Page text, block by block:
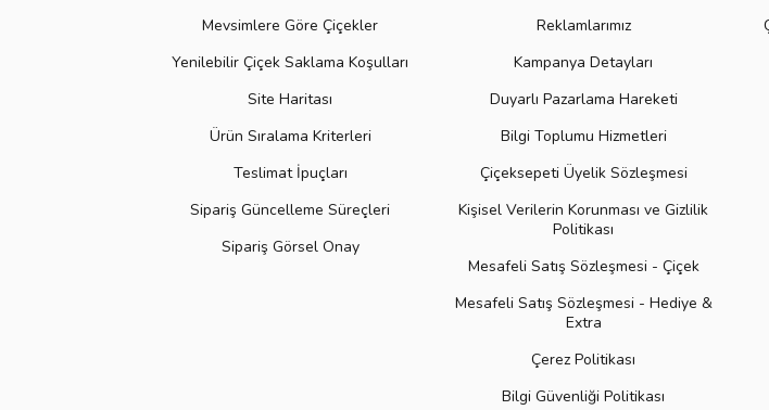
Mevsimlere Göre Çiçekler
Yenilebilir Çiçek Saklama Koşulları
Site Haritası
Ürün Sıralama Kriterleri
Teslimat İpuçları
Sipariş Güncelleme Süreçleri
Sipariş Görsel Onay
Reklamlarımız
Kampanya Detayları
Duyarlı Pazarlama Hareketi
Bilgi Toplumu Hizmetleri
Çiçeksepeti Üyelik Sözleşmesi
Kişisel Verilerin Korunması ve Gizlilik
Politikası
Mesafeli Satış Sözleşmesi - Çiçek
Mesafeli Satış Sözleşmesi - Hediye &
Extra
Çerez Politikası
Bilgi Güvenliği Politikası